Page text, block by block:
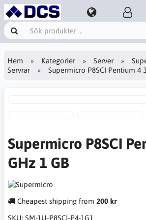
Hem Kategorier Server
Servrar
Supermicro P8SCI Pentium 4
Supermicro P8SCI
GHz 1 GB
Cheapest shipping from 200 kr
SKU: SM-1U-P8SCI-P4-1G1